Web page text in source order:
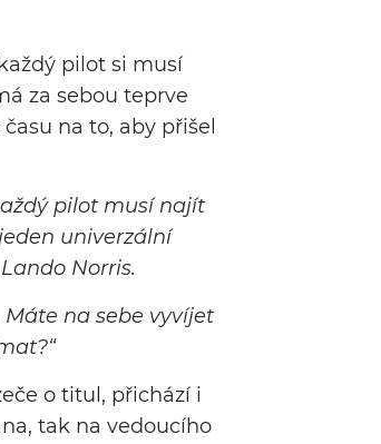
pilot si musí
za sebou teprve
na to, aby přišel
pilot musí najít
univerzální
Norris.
na sebe vyvíjet
o titul, přichází i
tak na vedoucího